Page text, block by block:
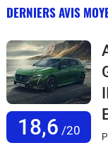
DERNIERS AVIS
18,6 /20